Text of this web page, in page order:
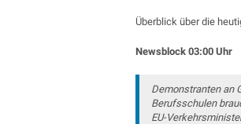
Überblick über die
Newsblock 03:00 Uhr
Demonstranten an
Berufsschulen
EU-